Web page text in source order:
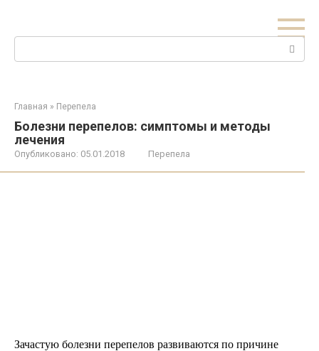
контенту
Главная » Перепела
Болезни перепелов: симптомы и методы
лечения
Опубликовано: 05.01.2018 Перепела
Зачастую болезни перепелов развиваются по причине